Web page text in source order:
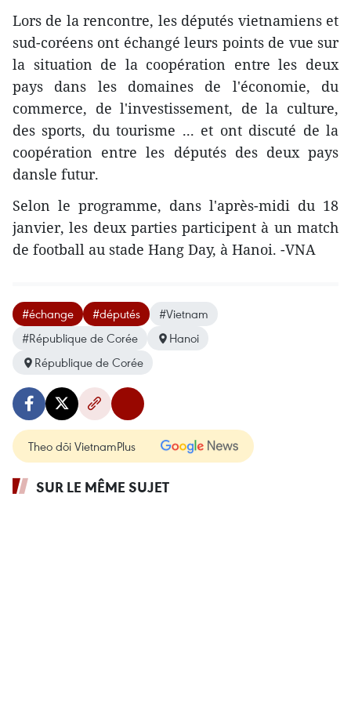
Lors de la rencontre, les députés vietnamiens et
sud-coréens ont échangé leurs points de vue sur
la situation de la coopération entre les deux
pays dans les domaines de l'économie, du
commerce, de l'investissement, de la culture,
des sports, du tourisme ... et ont discuté de la
coopération entre les députés des deux pays
dansle futur.
Selon le programme, dans l'après-midi du 18
janvier, les deux parties participent à un match
de football au stade Hang Day, à Hanoi. -VNA
#échange #députés
#Vietnam
#République de Corée
Hanoi
République de Corée
Theo dõi VietnamPlus
SUR LE MÊME SUJET